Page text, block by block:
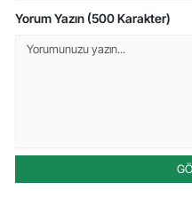
Yorum Yazın (500 Karakter)